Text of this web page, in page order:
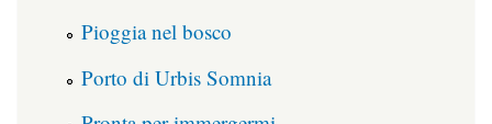
Pioggia nel bosco
Porto di Urbis Somnia